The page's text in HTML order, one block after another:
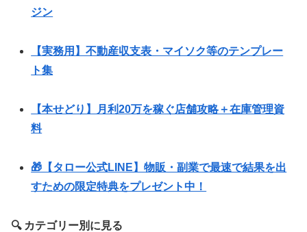
ジン
【実務用】不動産収支表・マイソク等のテンプレー
ト集
【本せどり】月利20万を稼ぐ店舗攻略＋在庫管理資
料
🎁【タロー公式LINE】物販・副業で最速で結果を出
すための限定特典をプレゼント中！
🔍 カテゴリー別に見る